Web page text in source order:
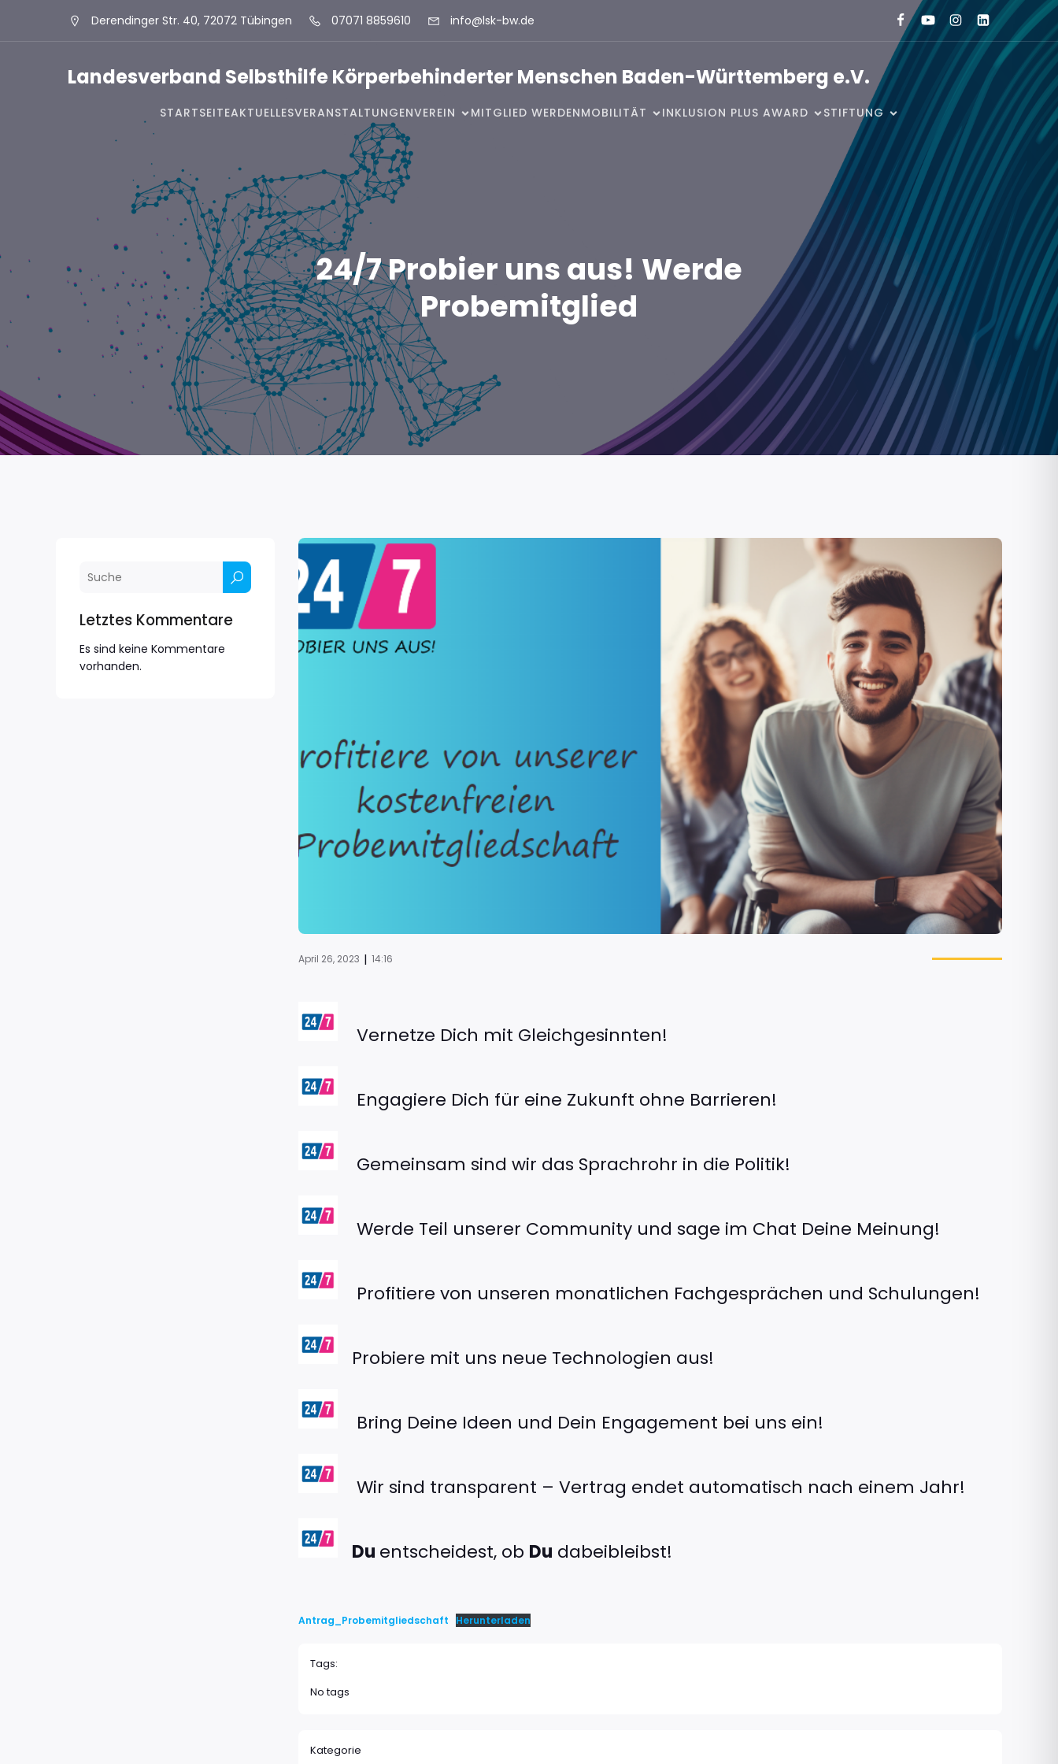
Derendinger Str. 40, 72072 Tübingen 07071 8859610 info@lsk-bw.de
Landesverband Selbsthilfe Körperbehinderter Menschen Baden-Württemberg e.V.
STARTSEITEAKTUELLESVERANSTALTUNGENVEREIN MITGLIED WERDENMOBILITÄT INKLUSION PLUS AWARD STIFTUNG
24/7 Probier uns aus! Werde
Probemitglied
Letztes Kommentare
Es sind keine Kommentare
vorhanden.
April 26, 2023 | 14:16
Vernetze Dich mit Gleichgesinnten!
Engagiere Dich für eine Zukunft ohne Barrieren!
Gemeinsam sind wir das Sprachrohr in die Politik!
Werde Teil unserer Community und sage im Chat Deine Meinung!
Profitiere von unseren monatlichen Fachgesprächen und Schulungen!
Probiere mit uns neue Technologien aus!
Bring Deine Ideen und Dein Engagement bei uns ein!
Wir sind transparent – Vertrag endet automatisch nach einem Jahr!
Du entscheidest, ob Du dabeibleibst!
Antrag_Probemitgliedschaft Herunterladen
Tags:
No tags
Kategorie